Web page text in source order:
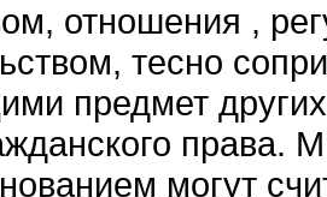
отношения ,
тесно
предмет
права.
могут